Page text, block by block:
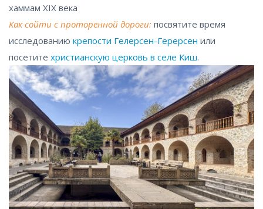
хаммам XIX века
Как сойти с проторенной дороги: посвятите время
исследованию крепости Гелерсен-Герерсен или
посетите христианскую церковь в селе Киш.